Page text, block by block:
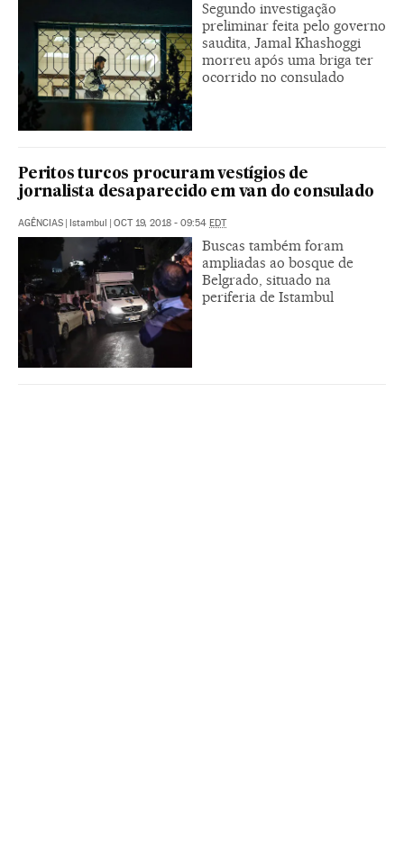
Segundo investigação
preliminar feita pelo governo
saudita, Jamal Khashoggi
morreu após uma briga ter
ocorrido no consulado
Peritos turcos procuram vestígios de
jornalista desaparecido em van do consulado
AGÊNCIAS | Istambul | OCT 19, 2018 - 09:54 EDT
Buscas também foram
ampliadas ao bosque de
Belgrado, situado na
periferia de Istambul